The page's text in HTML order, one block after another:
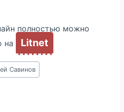
полностью можно
на
Litnet
Савинов